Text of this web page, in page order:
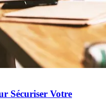
Sécuriser Votre